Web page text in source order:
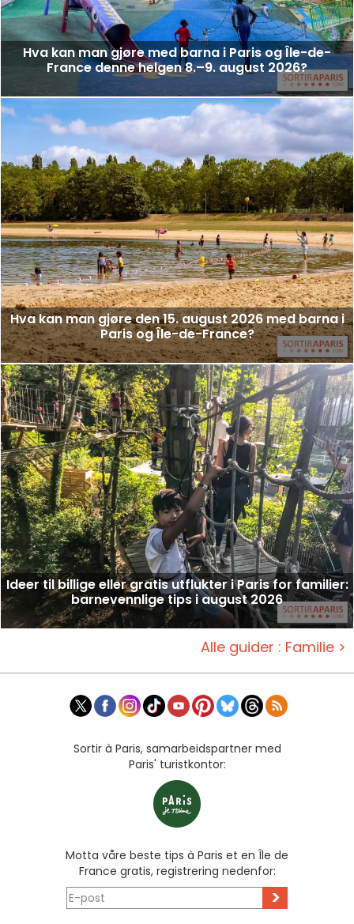
Hva kan man gjøre med barna i Paris og Île-de-
France denne helgen 8.–9. august 2026?
Hva kan man gjøre den 15. august 2026 med barna i
Paris og Île-de-France?
Ideer til billige eller gratis utflukter i Paris for familier:
barnevennlige tips i august 2026
Alle guider : Familie >
Sortir à Paris, samarbeidspartner med
Paris' turistkontor:
Motta våre beste tips à Paris et en Île de
France gratis, registrering nedenfor:
>